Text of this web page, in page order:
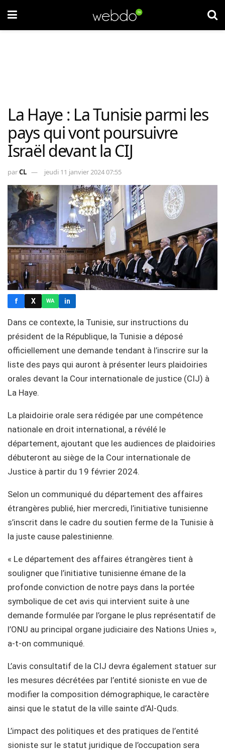
La Haye : La Tunisie parmi les
pays qui vont poursuivre
Israël devant la CIJ
parCL jeudi 11 janvier 2024 07:55
f X WA in
Dans ce contexte, la Tunisie, sur instructions du
président de la République, la Tunisie a déposé
officiellement une demande tendant à l’inscrire sur la
liste des pays qui auront à présenter leurs plaidoiries
orales devant la Cour internationale de justice (CIJ) à
La Haye.
La plaidoirie orale sera rédigée par une compétence
nationale en droit international, a révélé le
département, ajoutant que les audiences de plaidoiries
débuteront au siège de la Cour internationale de
Justice à partir du 19 février 2024.
Selon un communiqué du département des affaires
étrangères publié, hier mercredi, l’initiative tunisienne
s’inscrit dans le cadre du soutien ferme de la Tunisie à
la juste cause palestinienne.
« Le département des affaires étrangères tient à
souligner que l’initiative tunisienne émane de la
profonde conviction de notre pays dans la portée
symbolique de cet avis qui intervient suite à une
demande formulée par l’organe le plus représentatif de
l’ONU au principal organe judiciaire des Nations Unies »,
a-t-on communiqué.
L’avis consultatif de la CIJ devra également statuer sur
les mesures décrétées par l’entité sioniste en vue de
modifier la composition démographique, le caractère
ainsi que le statut de la ville sainte d’Al-Quds.
L’impact des politiques et des pratiques de l’entité
sioniste sur le statut juridique de l’occupation sera